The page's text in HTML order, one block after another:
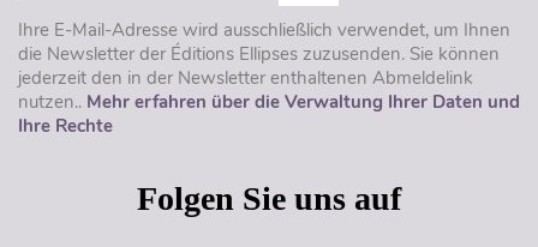
Ihre E-Mail-Adresse wird ausschließlich verwendet, um Ihnen
die Newsletter der Éditions Ellipses zuzusenden. Sie können
jederzeit den in der Newsletter enthaltenen Abmeldelink
nutzen.. Mehr erfahren über die Verwaltung Ihrer Daten und
Ihre Rechte
Folgen Sie uns auf